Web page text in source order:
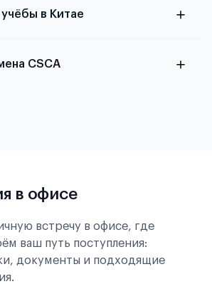
в Китае
CSCA
в офисе
встречу в офисе, где
ваш путь поступления:
документы и подходящие